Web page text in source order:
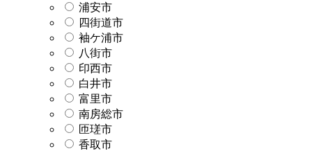
浦安市
四街道市
袖ケ浦市
八街市
印西市
白井市
富里市
南房総市
匝瑳市
香取市